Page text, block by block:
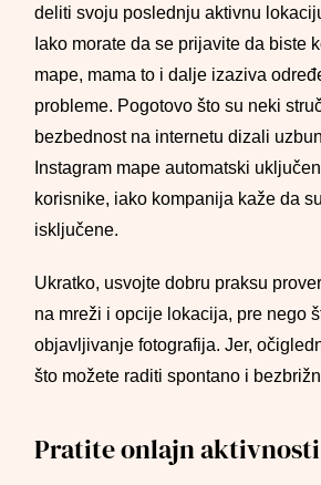
deliti svoju poslednju aktivnu
Iako morate da se prijavite da biste
mape, mama to i dalje izaziva
probleme. Pogotovo što su neki
bezbednost na internetu dizali
Instagram mape automatski
korisnike, iako kompanija kaže da
isključene.
Ukratko, usvojte dobru praksu
na mreži i opcije lokacija, pre nego
objavljivanje fotografija. Jer,
što možete raditi spontano i
Pratite onlajn aktivnosti